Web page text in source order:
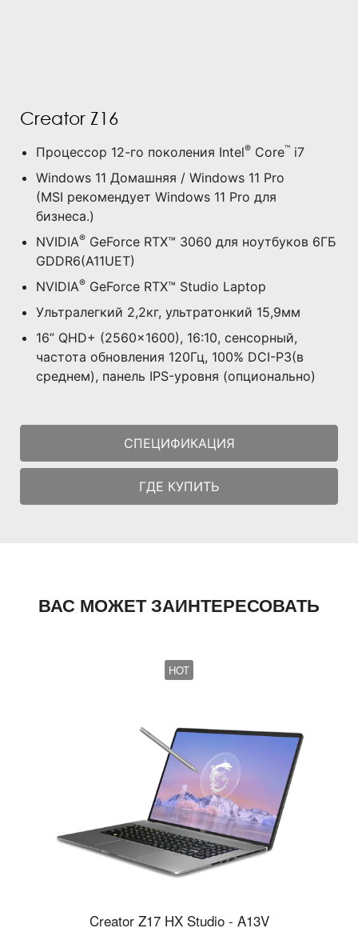
Creator Z16
Процессор 12-го поколения Intel® Core™ i7
Windows 11 Домашняя / Windows 11 Pro
(MSI рекомендует Windows 11 Pro для
бизнеса.)
NVIDIA® GeForce RTX™ 3060 для ноутбуков 6ГБ
GDDR6(A11UET)
NVIDIA® GeForce RTX™ Studio Laptop
Ультралегкий 2,2кг, ультратонкий 15,9мм
16” QHD+ (2560x1600), 16:10, сенсорный,
частота обновления 120Гц, 100% DCI-P3(в
среднем), панель IPS-уровня (опционально)
СПЕЦИФИКАЦИЯ
ГДЕ КУПИТЬ
ВАС МОЖЕТ ЗАИНТЕРЕСОВАТЬ
HOT
Creator Z17 HX Studio - A13V